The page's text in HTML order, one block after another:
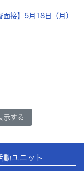
面接】5月18日（月）
示する
動ユニット